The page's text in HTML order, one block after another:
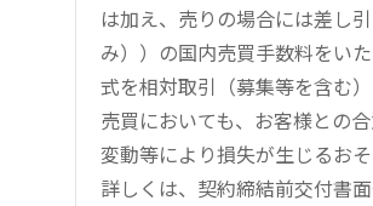
は加え、売りの場合には差し
み））の国内売買手数料をい
式を相対取引（募集等を含む
売買においても、お客様との
変動等により損失が生じるおそ
詳しくは、契約締結前交付書